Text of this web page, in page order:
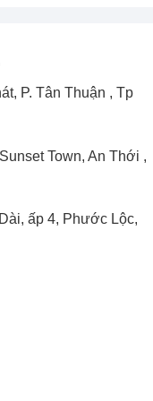
tháo rời, giúp người
gói đến trái cây
di chuyển nhẹ
toàn giúp kiểm soát
đông mát
P. Tân Thuận , Tp
Town, An Thới ,
ấp 4, Phước Lộc,